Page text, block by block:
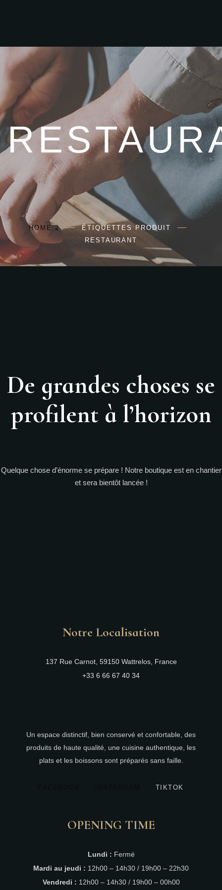
HOME 2
ÉTIQUETTES PRODUIT
RESTAURANT
De grandes choses se
profilent à l’horizon
Quelque chose d’énorme se prépare ! Notre boutique est en chantier
et sera bientôt lancée !
Notre Localisation
137 Rue Carnot, 59150 Wattrelos, France
+33 6 66 67 40 34
Un espace distinctif, bien conservé et confortable, des
produits de haute qualité, une cuisine authentique, les
plats et les boissons sont préparés sans faille.
TIKTOK
OPENING TIME
Lundi : Fermé
Mardi au jeudi : 12h00 – 14h30 / 19h00 – 22h30
Vendredi : 12h00 – 14h30 / 19h00 – 00h00